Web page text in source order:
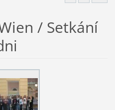
/ Setkání